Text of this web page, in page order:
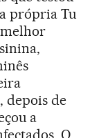
própria Tu
depois de
a
O